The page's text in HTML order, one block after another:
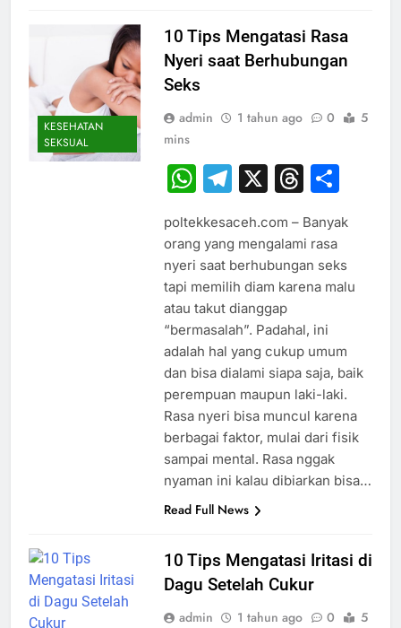
KESEHATAN
SEKSUAL
10 Tips Mengatasi Rasa
Nyeri saat Berhubungan
Seks
admin 1 tahun ago 0
5
mins
WhatsApp
Telegram
X
poltekkesaceh.com – Banyak
orang yang mengalami rasa
nyeri saat berhubungan seks
tapi memilih diam karena malu
atau takut dianggap
“bermasalah”. Padahal, ini
adalah hal yang cukup umum
dan bisa dialami siapa saja, baik
perempuan maupun laki-laki.
Rasa nyeri bisa muncul karena
berbagai faktor, mulai dari fisik
sampai mental. Rasa nggak
nyaman ini kalau dibiarkan bisa…
Read Full News
10 Tips Mengatasi Iritasi di
Dagu Setelah Cukur
admin 1 tahun ago 0
5